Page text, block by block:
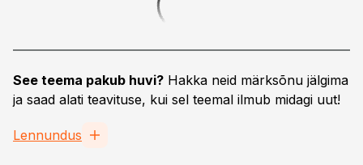
See teema pakub huvi? Hakka neid märksõnu jälgima
ja saad alati teavituse, kui sel teemal ilmub midagi uut!
Lennundus